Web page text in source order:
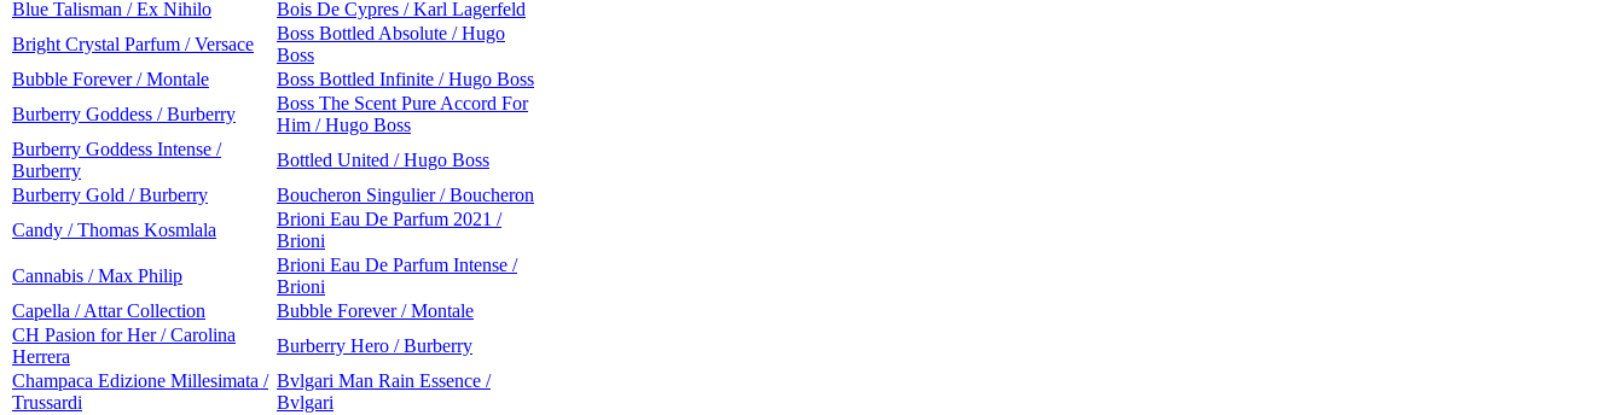
Blue Talisman / Ex Nihilo
Bois De Cypres / Karl Lagerfeld
Bright Crystal Parfum / Versace
Boss Bottled Absolute / Hugo
Boss
Bubble Forever / Montale
Boss Bottled Infinite / Hugo Boss
Burberry Goddess / Burberry
Boss The Scent Pure Accord For
Him / Hugo Boss
Burberry Goddess Intense /
Burberry
Bottled United / Hugo Boss
Burberry Gold / Burberry
Boucheron Singulier / Boucheron
Candy / Thomas Kosmlala
Brioni Eau De Parfum 2021 /
Brioni
Cannabis / Max Philip
Brioni Eau De Parfum Intense /
Brioni
Capella / Attar Collection
Bubble Forever / Montale
CH Pasion for Her / Carolina
Herrera
Burberry Hero / Burberry
Champaca Edizione Millesimata /
Trussardi
Bvlgari Man Rain Essence /
Bvlgari